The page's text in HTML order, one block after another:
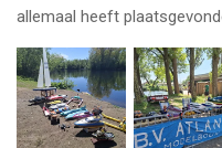
allemaal heeft